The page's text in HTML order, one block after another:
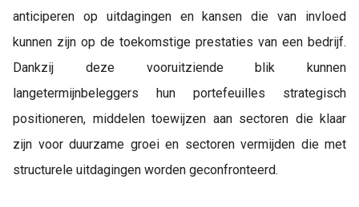
anticiperen op uitdagingen en kansen die van invloed
kunnen zijn op de toekomstige prestaties van een bedrijf.
Dankzij deze vooruitziende blik kunnen
langetermijnbeleggers hun portefeuilles strategisch
positioneren, middelen toewijzen aan sectoren die klaar
zijn voor duurzame groei en sectoren vermijden die met
structurele uitdagingen worden geconfronteerd.